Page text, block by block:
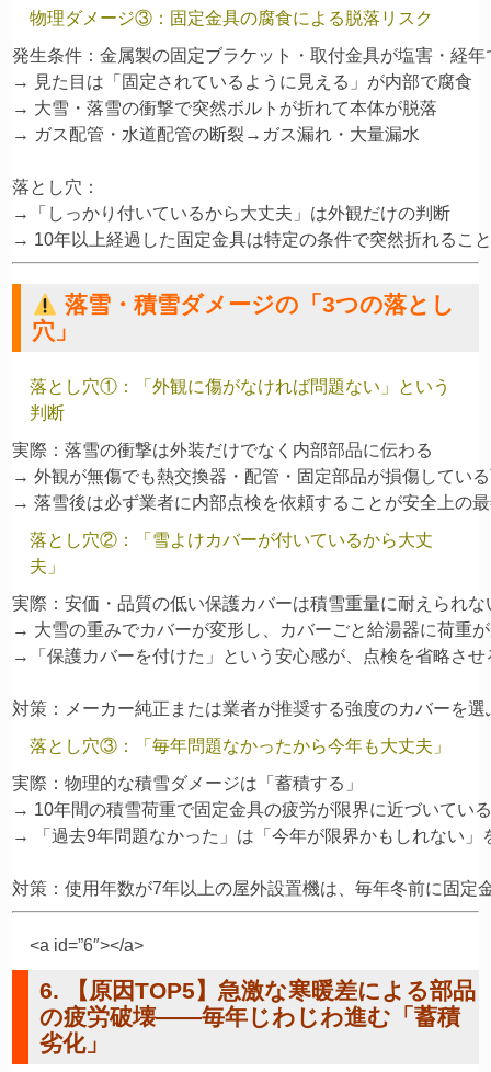
物理ダメージ③：固定金具の腐食による脱落リスク
発生条件：金属製の固定ブラケット・取付金具が塩害・経年
→ 見た目は「固定されているように見える」が内部で腐食
→ 大雪・落雪の衝撃で突然ボルトが折れて本体が脱落
→ ガス配管・水道配管の断裂→ガス漏れ・大量漏水
落とし穴：
→「しっかり付いているから大丈夫」は外観だけの判断
落雪・積雪ダメージの「3つの落とし
穴」
落とし穴①：「外観に傷がなければ問題ない」という
判断
実際：落雪の衝撃は外装だけでなく内部部品に伝わる
→ 外観が無傷でも熱交換器・配管・固定部品が損傷してい
落とし穴②：「雪よけカバーが付いているから大丈
夫」
実際：安価・品質の低い保護カバーは積雪重量に耐えられな
→ 大雪の重みでカバーが変形し、カバーごと給湯器に荷重
→「保護カバーを付けた」という安心感が、点検を省略させ
落とし穴③：「毎年問題なかったから今年も大丈夫」
実際：物理的な積雪ダメージは「蓄積する」
→ 10年間の積雪荷重で固定金具の疲労が限界に近づいてい
→ 「過去9年問題なかった」は「今年が限界かもしれない」
<a id=”6″></a>
6. 【原因TOP5】急激な寒暖差による部品
の疲労破壊——毎年じわじわ進む「蓄積
劣化」